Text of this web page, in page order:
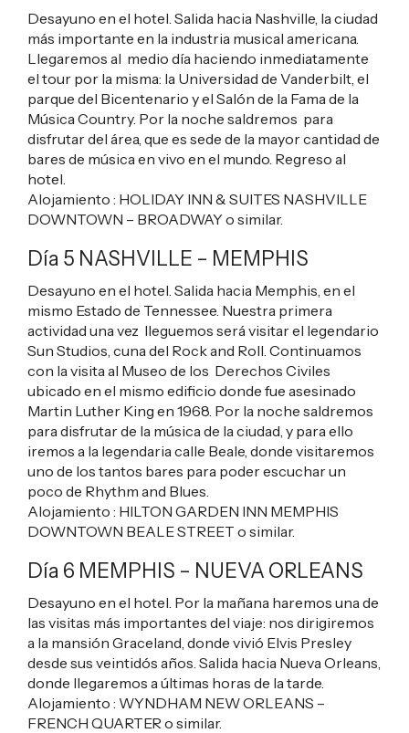
Desayuno en el hotel. Salida hacia Nashville, la ciudad
más importante en la industria musical americana.
Llegaremos al medio día haciendo inmediatamente
el tour por la misma: la Universidad de Vanderbilt, el
parque del Bicentenario y el Salón de la Fama de la
Música Country. Por la noche saldremos para
disfrutar del área, que es sede de la mayor cantidad de
bares de música en vivo en el mundo. Regreso al
hotel.
Alojamiento : HOLIDAY INN & SUITES NASHVILLE
DOWNTOWN – BROADWAYo similar.
Día 5 NASHVILLE – MEMPHIS
Desayuno en el hotel. Salida hacia Memphis, en el
mismo Estado de Tennessee. Nuestra primera
actividad una vez lleguemos será visitar el legendario
Sun Studios, cuna del Rock and Roll. Continuamos
con la visita al Museo de los Derechos Civiles
ubicado en el mismo edificio donde fue asesinado
Martin Luther King en 1968. Por la noche saldremos
para disfrutar de la música de la ciudad, y para ello
iremos a la legendaria calle Beale, donde visitaremos
uno de los tantos bares para poder escuchar un
poco de Rhythm and Blues.
Alojamiento : HILTON GARDEN INN MEMPHIS
DOWNTOWN BEALE STREET o similar.
Día 6 MEMPHIS – NUEVA ORLEANS
Desayuno en el hotel. Por la mañana haremos una de
las visitas más importantes del viaje: nos dirigiremos
a la mansión Graceland, donde vivió Elvis Presley
desde sus veintidós años. Salida hacia Nueva Orleans,
donde llegaremos a últimas horas de la tarde.
Alojamiento : WYNDHAM NEW ORLEANS –
FRENCH QUARTER o similar.